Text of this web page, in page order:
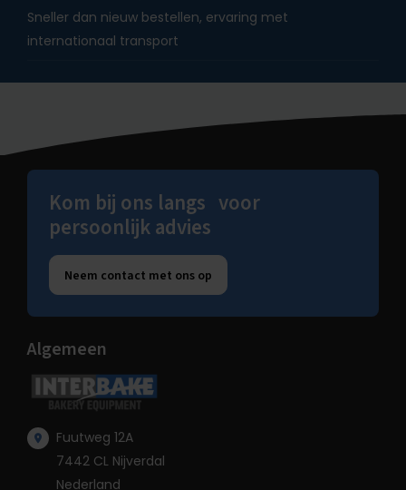
Sneller dan nieuw bestellen, ervaring met
internationaal transport
Kom bij ons langs voor
persoonlijk advies
Neem contact met ons op
Algemeen
Fuutweg 12A
7442 CL Nijverdal
Nederland